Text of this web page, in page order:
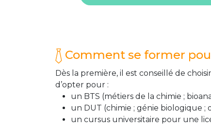
Comment se former
Dès la première, il est conseillé de
d’opter pour :
un BTS (métiers de la chimie ;
un DUT (chimie ; génie biologique ;
un cursus universitaire pour une